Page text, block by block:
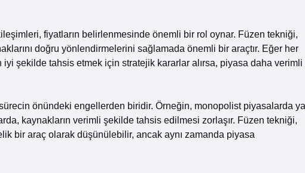
fiyatların belirlenmesinde önemli bir rol oynar. Füzen tekniği,
doğru yönlendirmelerini sağlamada önemli bir araçtır. Eğer her
iyi şekilde tahsis etmek için stratejik kararlar alırsa, piyasa daha verimli
önündeki engellerden biridir. Örneğin, monopolist piyasalarda ya
kaynakların verimli şekilde tahsis edilmesi zorlaşır. Füzen tekniği,
bir araç olarak düşünülebilir, ancak aynı zamanda piyasa